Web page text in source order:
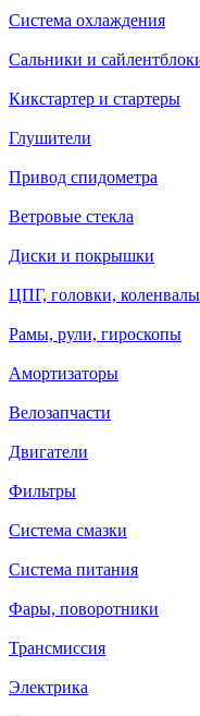
Система охлаждения
Сальники и
Кикстартер и стартеры
Глушители
Привод спидометра
Ветровые стекла
Диски и покрышки
ЦПГ, головки, коленвалы
Рамы, рули, гироскопы
Амортизаторы
Велозапчасти
Двигатели
Фильтры
Система смазки
Система питания
Фары, поворотники
Трансмиссия
Электрика